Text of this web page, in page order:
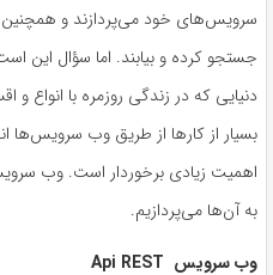
سرویس‌های خود می‌پردازند و همچنین
جستجو کرده و بیابند. اما سؤال
دنیایی که در زندگی روزمره با انواع
بسیار از کارها از طریق وب سرویس‌ها
اهمیت زیادی برخوردار است. وب
به‌‌ آن‌ها می‌پردازیم.
وب سرویس